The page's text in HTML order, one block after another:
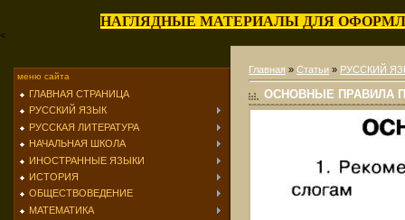
НАГЛЯДНЫЕ МАТЕРИАЛЫ ДЛЯ
<
меню сайта
ГЛАВНАЯ СТРАНИЦА
РУССКИЙ ЯЗЫК
РУССКАЯ ЛИТЕРАТУРА
НАЧАЛЬНАЯ ШКОЛА
ИНОСТРАННЫЕ ЯЗЫКИ
ИСТОРИЯ
ОБЩЕСТВОВЕДЕНИЕ
МАТЕМАТИКА
Главная » Статьи » РУССКИЙ
ОСНОВНЫЕ ПРАВИЛА